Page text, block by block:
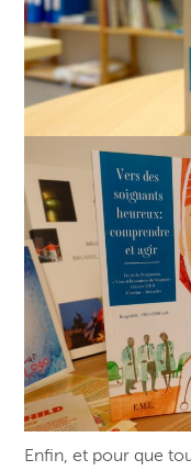
Enfin, et pour que